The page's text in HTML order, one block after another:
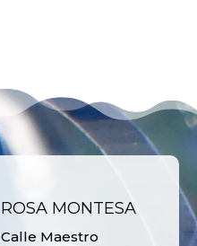
ROSA MONTESA
Calle Maestro